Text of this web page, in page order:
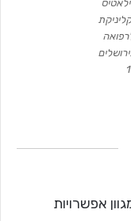
אפשרויות